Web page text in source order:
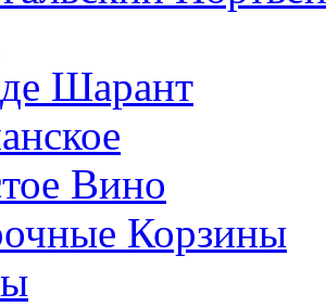
Шарант
Вино
Корзины